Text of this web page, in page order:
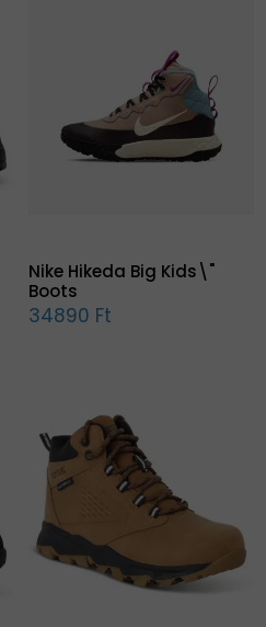
Nike Hikeda Big Kids\"
Boots
34890 Ft